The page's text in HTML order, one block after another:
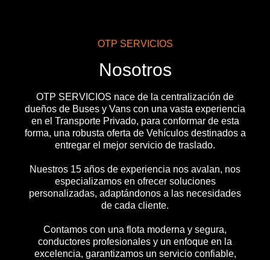
OTP SERVICIOS
Nosotros
OTP SERVICIOS nace de la centralización de
dueños de Buses y Vans con una vasta experiencia
en el Transporte Privado, para conformar de esta
forma, una robusta oferta de Vehículos destinados a
entregar el mejor servicio de traslado.
Nuestros 15 años de experiencia nos avalan, nos
especializamos en ofrecer soluciones
personalizadas, adaptándonos a las necesidades
de cada cliente.
Contamos con una flota moderna y segura,
conductores profesionales y un enfoque en la
excelencia, garantizamos un servicio confiable,